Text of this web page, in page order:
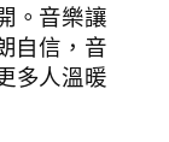
。音樂讓
自信，音
多人溫暖